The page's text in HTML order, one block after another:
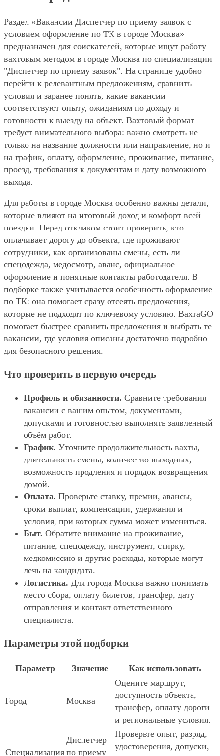
Раздел «Вакансии Диспетчер по приему заявок с
условием оформление по ТК в городе Москва»
предназначен для соискателей, которые ищут работу
вахтовым методом в городе Москва по специализации
"Диспетчер по приему заявок". На странице удобно
перейти к релевантным предложениям, сравнить
условия и заранее понять, какие вакансии
соответствуют опыту, ожиданиям по доходу и
готовности к выезду на объект. Вахтовый формат
требует внимательного выбора: важно смотреть не
только на название должности или направление, но и
на график, оплату, оформление, проживание, питание,
проезд, требования к документам и дату возможного
выхода.
Для работы в городе Москва особенно важны детали,
которые влияют на итоговый доход и комфорт всей
поездки. Перед откликом стоит проверить, кто
оплачивает дорогу до объекта, где проживают
сотрудники, как организованы смены, есть ли
спецодежда, медосмотр, аванс, официальное
оформление и понятные контакты работодателя. В
подборке также учитывается особенность оформление
по ТК: она помогает сразу отсеять предложения,
которые не подходят по ключевому условию. ВахтаGO
помогает быстрее сравнить предложения и выбрать те
вакансии, где условия описаны достаточно подробно
для безопасного решения.
Что проверить в первую очередь
Профиль и обязанности. Сравните требования
вакансии с вашим опытом, документами,
допусками и готовностью выполнять заявленный
объём работ.
График. Уточните продолжительность вахты,
длительность смены, количество выходных,
возможность продления и порядок возвращения
домой.
Оплата. Проверьте ставку, премии, авансы,
сроки выплат, компенсации, удержания и
условия, при которых сумма может измениться.
Быт. Обратите внимание на проживание,
питание, спецодежду, инструмент, стирку,
медкомиссию и другие расходы, которые могут
лечь на кандидата.
Логистика. Для города Москва важно понимать
место сбора, оплату билетов, трансфер, дату
отправления и контакт ответственного
специалиста.
Параметры этой подборки
Параметр Значение Как использовать
Город Москва
Оцените маршрут,
доступность объекта,
трансфер, оплату дороги
и региональные условия.
Специализация
Диспетчер
по приему
Проверьте опыт, разряд,
удостоверения, допуски,